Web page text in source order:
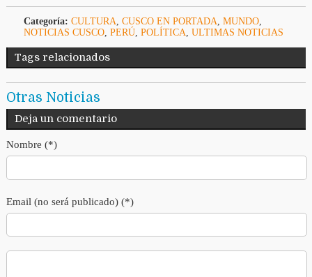
Categoría: CULTURA, CUSCO EN PORTADA, MUNDO,
NOTICIAS CUSCO, PERÚ, POLÍTICA, ULTIMAS NOTICIAS
Tags relacionados
Otras Noticias
Deja un comentario
Nombre (*)
Email (no será publicado) (*)